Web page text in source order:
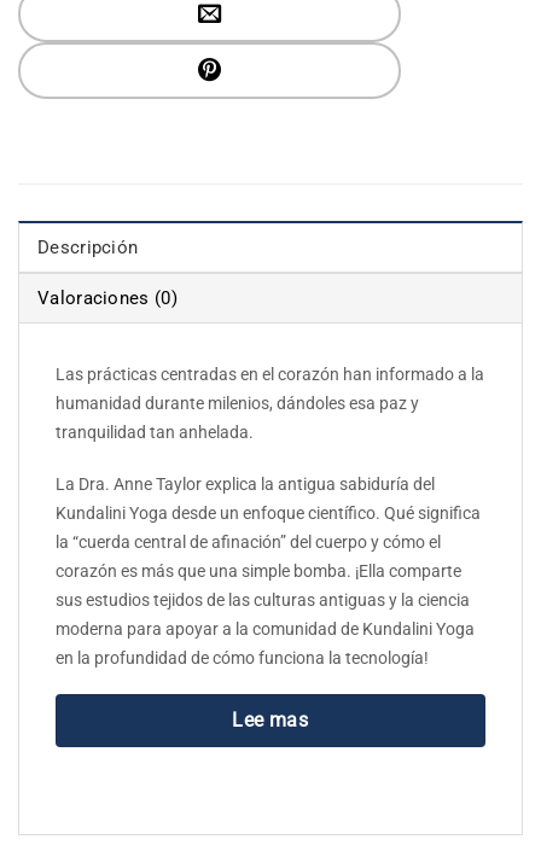
Descripción
Valoraciones (0)
Las prácticas centradas en el corazón han informado a la
humanidad durante milenios, dándoles esa paz y
tranquilidad tan anhelada.
La Dra. Anne Taylor explica la antigua sabiduría del
Kundalini Yoga desde un enfoque científico. Qué significa
la “cuerda central de afinación” del cuerpo y cómo el
corazón es más que una simple bomba. ¡Ella comparte
sus estudios tejidos de las culturas antiguas y la ciencia
moderna para apoyar a la comunidad de Kundalini Yoga
en la profundidad de cómo funciona la tecnología!
Lee mas